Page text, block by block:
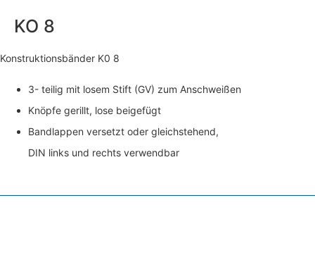
KO 8
Konstruktionsbänder K0 8
3- teilig mit losem Stift (GV) zum Anschweißen
Knöpfe gerillt, lose beigefügt
Bandlappen versetzt oder gleichstehend,
DIN links und rechts verwendbar